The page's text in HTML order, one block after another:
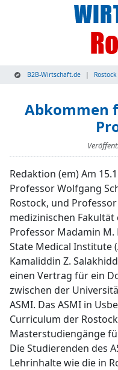
B2B-Wirtschaft.de Rostock
Abkommen
Redaktion (em) Am
Professor Wolfgang
Rostock, und
medizinischen
Professor Madamin M.
State Medical Institute
Kamaliddin Z.
einen Vertrag für ein
zwischen der
ASMI. Das ASMI in
Curriculum der
Masterstudiengänge
Die Studierenden des
Lehrinhalte wie die in